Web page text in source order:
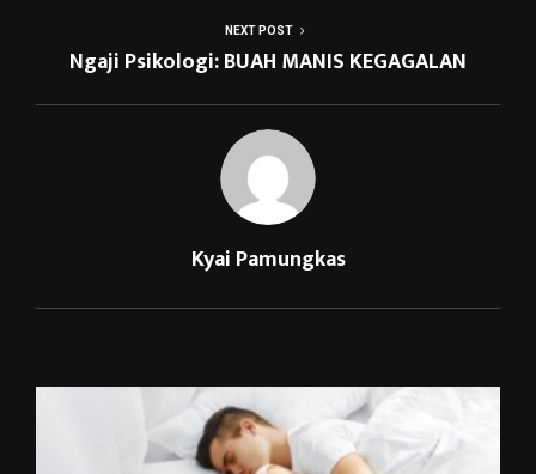
NEXT POST
Ngaji Psikologi: BUAH MANIS KEGAGALAN
Kyai Pamungkas